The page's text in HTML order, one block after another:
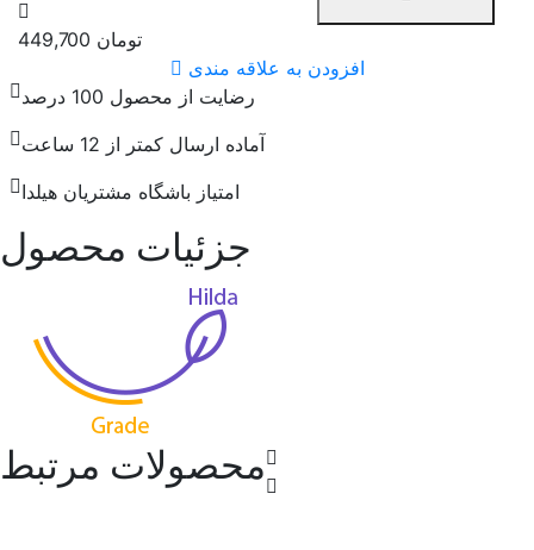
449,700 تومان
افزودن به علاقه مندی
رضایت از محصول 100 درصد
آماده ارسال کمتر از 12 ساعت
امتیاز باشگاه مشتریان هیلدا
جزئیات محصول
محصولات مرتبط